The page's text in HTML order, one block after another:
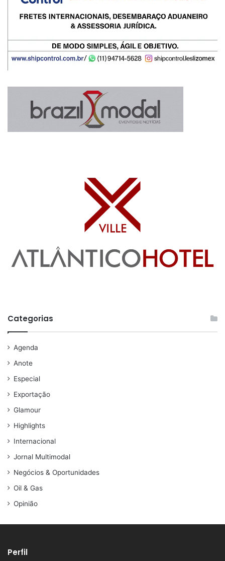
Categorias
Agenda
Anote
Especial
Exportação
Glamour
Highlights
Internacional
Jornal Multimodal
Negócios & Oportunidades
Oil & Gas
Opinião
Perfil